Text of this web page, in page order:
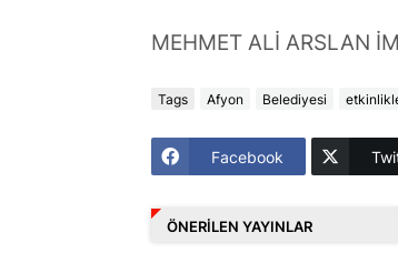
MEHMET ALİ ARSLAN
Tags Afyon Belediyesi
Facebook
ÖNERILEN YAYINLAR